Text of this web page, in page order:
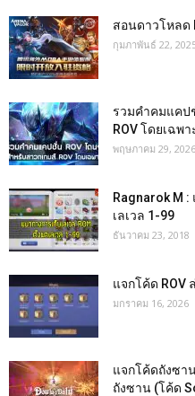
สอนดาวโหลด
กุมภาพันธ์ 22,
รวมคำคมแคป
ROV โดยเฉพา
พฤษภาคม 29, 2026
Ragnarok M :
เลเวล 1-99
ธันวาคม 23, 2018
แจกโค้ด ROV
มกราคม 16, 2026
แจกโค้ดถังซา
ถังซาน (โค้ด